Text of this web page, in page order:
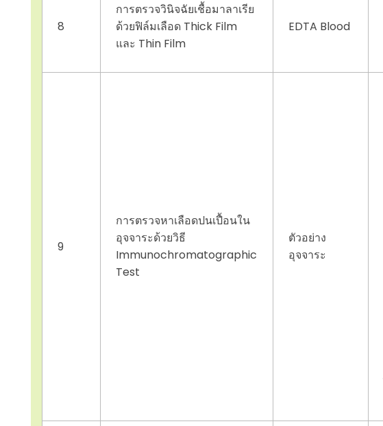
8
การตรวจวินิจฉัยเชื้อมาลาเรีย
ด้วยฟิล์มเลือด Thick Film
และ Thin Film
EDTA Blood
9
การตรวจหาเลือดปนเปื้อนใน
อุจจาระด้วยวิธี
Immunochromatographic
Test
ตัวอย่าง
อุจจาระ